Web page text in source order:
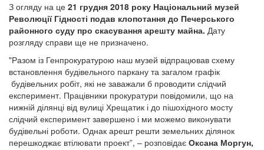
З огляду на це 21 грудня 2018 року Національний музей
Революції Гідності подав клопотання до Печерського
районного суду про скасування арешту майна. Дату
розгляду справи ще не призначено.
"Разом із Генпрокуратурою наш музей відпрацював схему
встановлення будівельного паркану та загалом графік
будівельних робіт, які не заважали б проводити слідчий
експеримент. Працівники прокуратури повідомили, що на
нижній ділянці від вулиці Хрещатик і до пішохідного мосту
слідчий експеримент завершено і ми можемо виконувати
будівельні роботи. Однак арешт решти земельних ділянок
перешкоджає втілювати проект”, – розповідає Оксана Моргун,